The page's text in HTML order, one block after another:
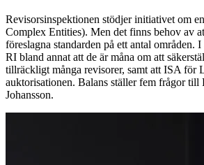
Revisorsinspektionen stödjer initiativet om
Complex Entities). Men det finns behov av
föreslagna standarden på ett antal områden.
RI bland annat att de är måna om att
tillräckligt många revisorer, samt att ISA för
auktorisationen. Balans ställer fem frågor till
Johansson.